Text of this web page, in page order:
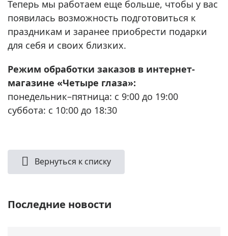
Теперь мы работаем еще больше, чтобы у вас
появилась возможность подготовиться к
праздникам и заранее приобрести подарки
для себя и своих близких.
Режим обработки заказов в интернет-
магазине «Четыре глаза»:
понедельник–пятница: с 9:00 до 19:00
суббота: с 10:00 до 18:30
Вернуться к списку
Последние новости